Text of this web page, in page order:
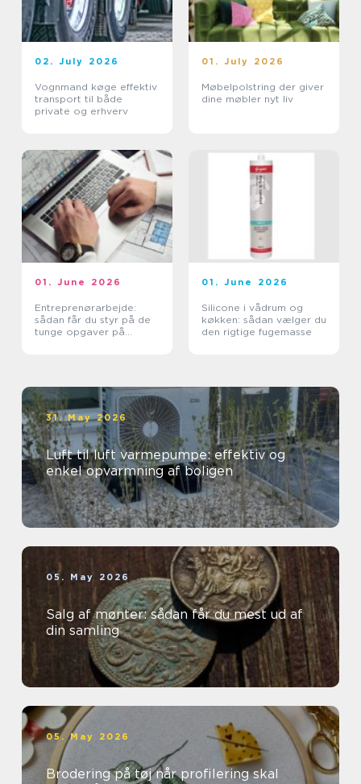
02. July 2026
Vognmand køge effektiv
transport til både
private og erhverv
01. July 2026
Møbelpolstring der giver
dine møbler nyt liv
01. June 2026
Entreprenørarbejde:
sådan får du styr på de
tunge opgaver på
01. June 2026
Silicone i vådrum og
køkken: sådan vælger du
den rigtige fugemasse
31. May 2026
Luft til luft varmepumpe: effektiv og
enkel opvarmning af boligen
05. May 2026
Salg af mønter: sådan får du mest ud af
din samling
05. May 2026
Brodering på tøj når profilering skal